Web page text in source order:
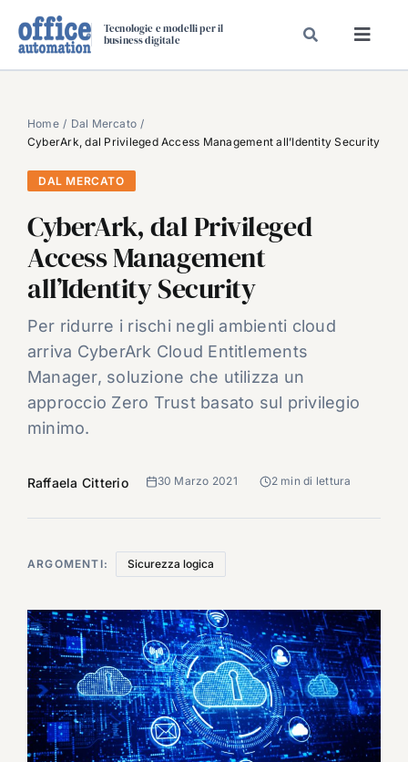
Tecnologie e modelli per il
business digitale
SPECIAL PAPER
TAVOLE ROTONDE DI REDAZIONE
DAL MERCATO
CARRIERE
VIDEO
EVENTI
CHI SIAMO
Home
Dal Mercato
CyberArk, dal Privileged Access Management all’Identity Security
DAL MERCATO
CyberArk, dal Privileged
Access Management
all’Identity Security
Per ridurre i rischi negli ambienti cloud
arriva CyberArk Cloud Entitlements
Manager, soluzione che utilizza un
approccio Zero Trust basato sul privilegio
minimo.
Raffaela Citterio 30 Marzo 2021 2 min di lettura
ARGOMENTI: Sicurezza logica